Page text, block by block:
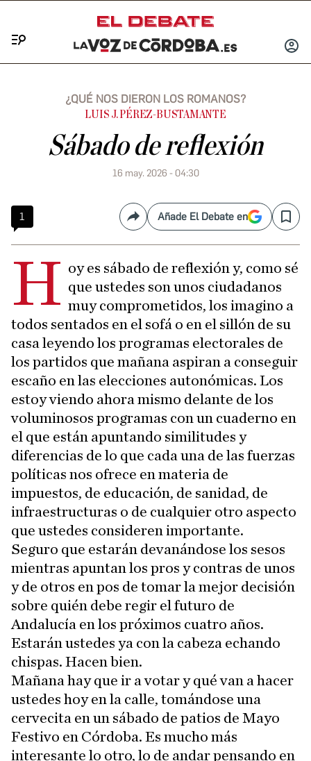
INICIAR
¿QUÉ NOS DIERON LOS ROMANOS?
LUIS J. PÉREZ-BUSTAMANTE
Sábado de reflexión
16 may. 2026 - 04:30
1 CompartirAñade El Debate en Save
H oy es sábado de reflexión y, como sé
que ustedes son unos ciudadanos
muy comprometidos, los imagino a
todos sentados en el sofá o en el sillón de su
casa leyendo los programas electorales de
los partidos que mañana aspiran a conseguir
escaño en las elecciones autonómicas. Los
estoy viendo ahora mismo delante de los
voluminosos programas con un cuaderno en
el que están apuntando similitudes y
diferencias de lo que cada una de las fuerzas
políticas nos ofrece en materia de
impuestos, de educación, de sanidad, de
infraestructuras o de cualquier otro aspecto
que ustedes consideren importante.
Seguro que estarán devanándose los sesos
mientras apuntan los pros y contras de unos
y de otros en pos de tomar la mejor decisión
sobre quién debe regir el futuro de
Andalucía en los próximos cuatro años.
Estarán ustedes ya con la cabeza echando
chispas. Hacen bien.
Mañana hay que ir a votar y qué van a hacer
ustedes hoy en la calle, tomándose una
cervecita en un sábado de patios de Mayo
Festivo en Córdoba. Es mucho más
interesante lo otro, lo de andar pensando en